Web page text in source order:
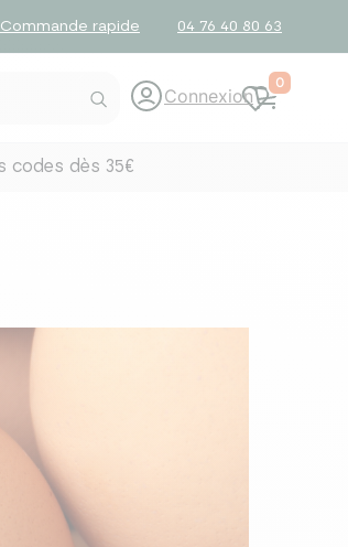
Commande rapide 04 76 40 80 63
Connexion
0
codes dès 35€